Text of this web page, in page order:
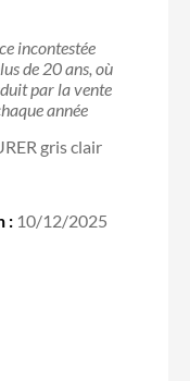
incontestée
de 20 ans, où
par la vente
année
gris clair
: 10/12/2025